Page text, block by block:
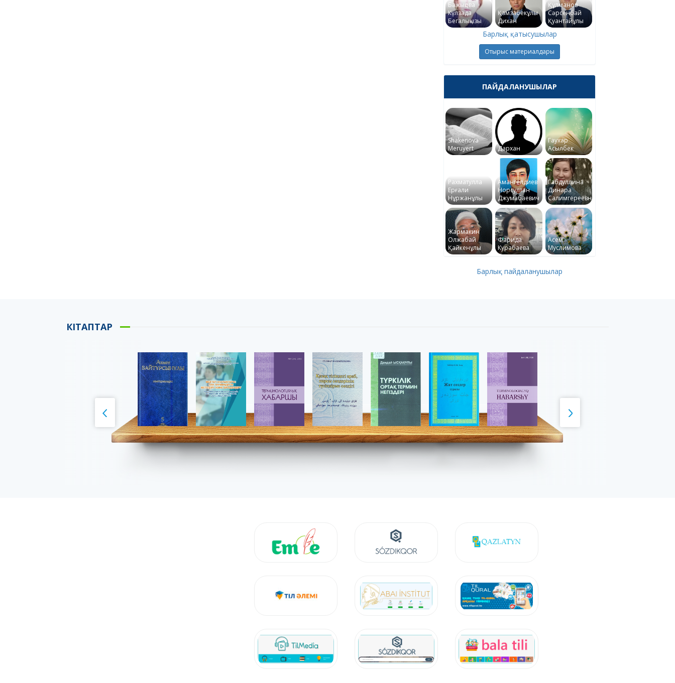
Бажықова
Күлзада
Бегалықызы
Қамзабекұлы
Дихан
Құлманов
Сәрсенбай
Қуантайұлы
Барлық қатысушылар
Отырыс материалдары
ПАЙДАЛАНУШЫЛАР
Shakenova
Meruyert
Дархан
Гаухар
Асылбек
Рахматулла
Ерғали
Нұржанұлы
Амангелдиев
Норсултан
Джумабаевич
Габдуллина
Динара
Салимгереевна
Жармакин
Олжабай
Қайкенұлы
Фарида
Курабаева
Асем
Муслимова
Барлық пайдаланушылар
КІТАПТАР